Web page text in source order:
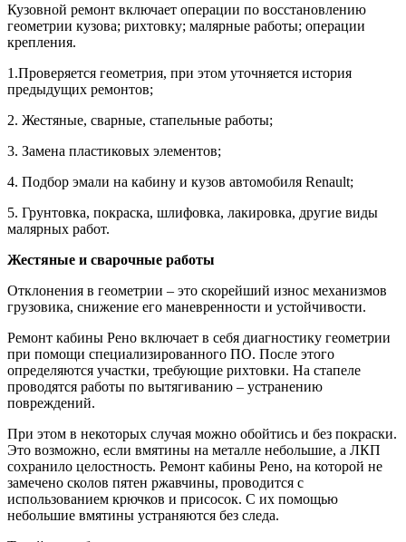
Кузовной ремонт включает операции по восстановлению
геометрии кузова; рихтовку; малярные работы; операции
крепления.
1.Проверяется геометрия, при этом уточняется история
предыдущих ремонтов;
2. Жестяные, сварные, стапельные работы;
3. Замена пластиковых элементов;
4. Подбор эмали на кабину и кузов автомобиля Renault;
5. Грунтовка, покраска, шлифовка, лакировка, другие виды
малярных работ.
Жестяные и сварочные работы
Отклонения в геометрии – это скорейший износ механизмов
грузовика, снижение его маневренности и устойчивости.
Ремонт кабины Рено включает в себя диагностику геометрии
при помощи специализированного ПО. После этого
определяются участки, требующие рихтовки. На стапеле
проводятся работы по вытягиванию – устранению
повреждений.
При этом в некоторых случая можно обойтись и без покраски.
Это возможно, если вмятины на металле небольшие, а ЛКП
сохранило целостность. Ремонт кабины Рено, на которой не
замечено сколов пятен ржавчины, проводится с
использованием крючков и присосок. С их помощью
небольшие вмятины устраняются без следа.